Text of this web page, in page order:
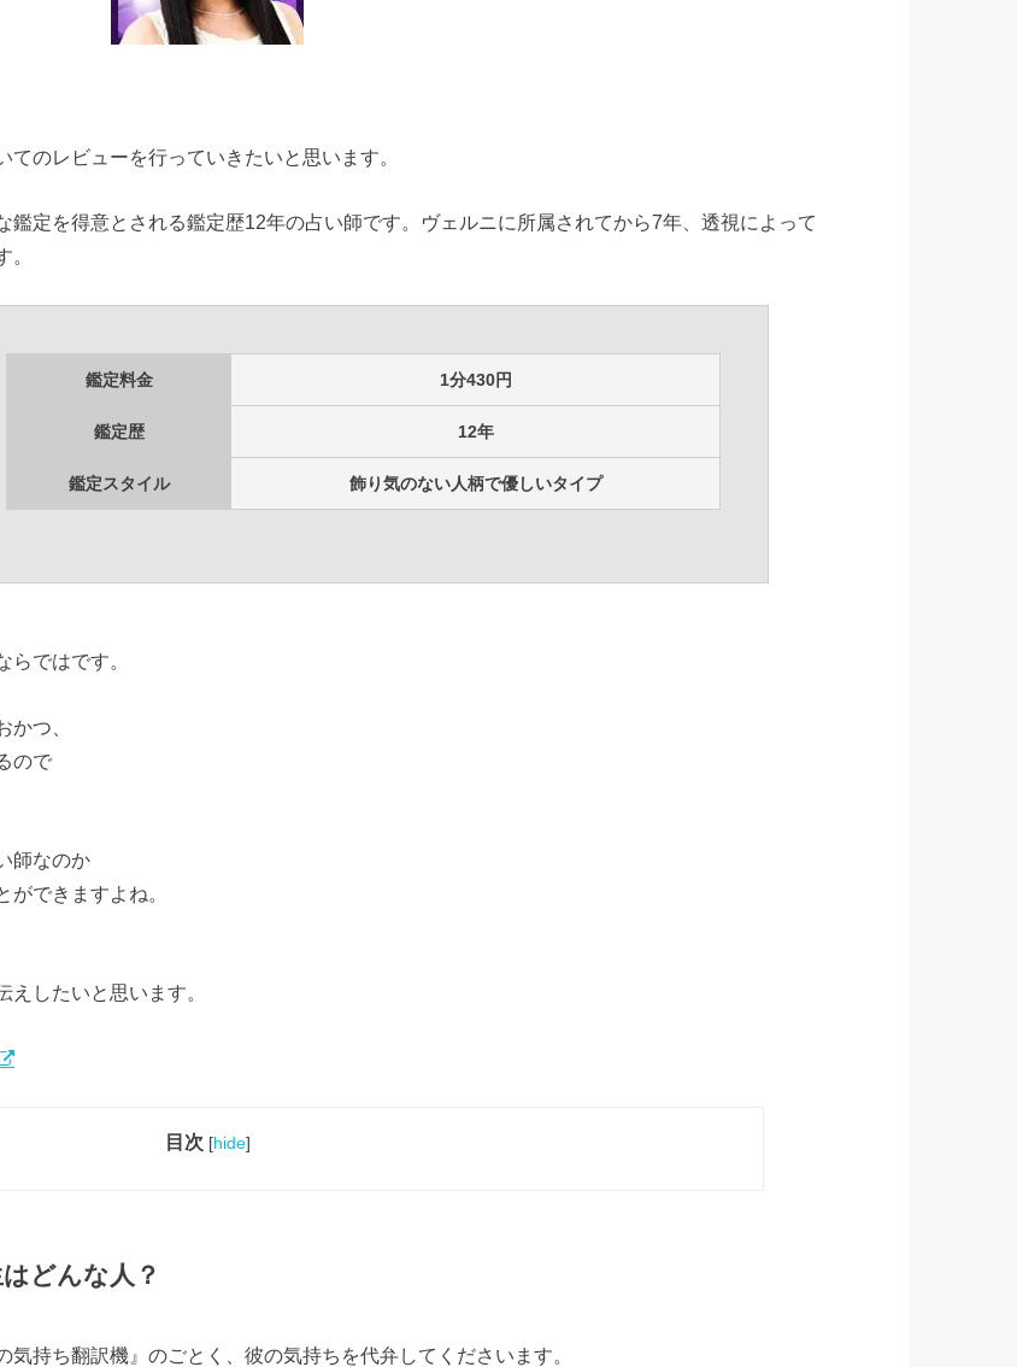
のレビューを行っていきたいと思います。
定を得意とされる鑑定歴12年の占い師です。ヴェルニに所属されてから7年、透視によって
鑑定料金 1分430円
鑑定歴 12年
鑑定スタイル 飾り気のない人柄で優しいタイプ
ではです。
つ、
ので
師なのか
できますよね。
したいと思います。
目次 [hide]
どんな人？
持ち翻訳機』のごとく、彼の気持ちを代弁してくださいます。